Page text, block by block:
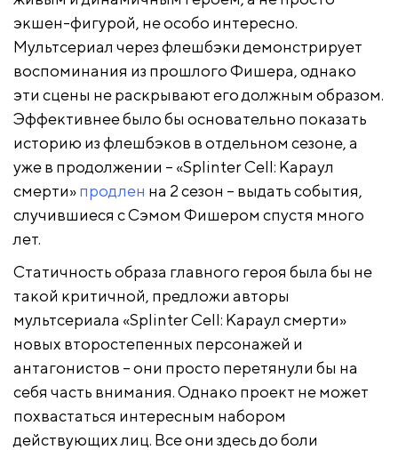
экшен-фигурой, не особо интересно.
Мультсериал через флешбэки демонстрирует
воспоминания из прошлого Фишера, однако
эти сцены не раскрывают его должным образом.
Эффективнее было бы основательно показать
историю из флешбэков в отдельном сезоне, а
уже в продолжении – «Splinter Cell: Караул
смерти»продлен на 2 сезон – выдать события,
случившиеся с Сэмом Фишером спустя много
лет.
Статичность образа главного героя была бы не
такой критичной, предложи авторы
мультсериала «Splinter Cell: Караул смерти»
новых второстепенных персонажей и
антагонистов – они просто перетянули бы на
себя часть внимания. Однако проект не может
похвастаться интересным набором
действующих лиц. Все они здесь до боли